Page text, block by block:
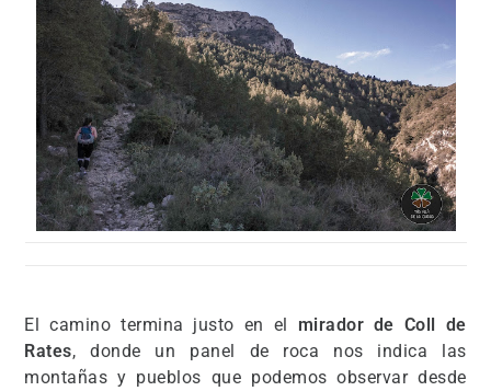
El camino termina justo en el mirador de Coll de
Rates, donde un panel de roca nos indica las
montañas y pueblos que podemos observar desde